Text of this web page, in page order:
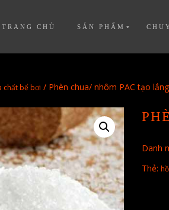
TRANG CHỦ SẢN PHẨM
chất bể bơi / Phèn chua/ nhôm PAC tạo lắng
Danh
Thẻ: